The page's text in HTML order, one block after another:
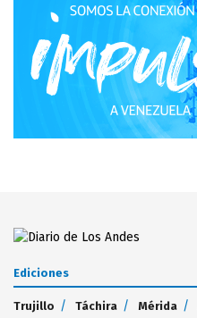
Ediciones
Trujillo Táchira Mérida